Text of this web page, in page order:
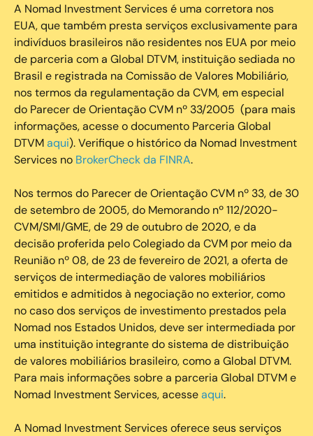
‍A Nomad Investment Services é uma corretora nos
EUA, que também presta serviços exclusivamente para
indivíduos brasileiros não residentes nos EUA por meio
de parceria com a Global DTVM, instituição sediada no
Brasil e registrada na Comissão de Valores Mobiliário,
nos termos da regulamentação da CVM, em especial
do Parecer de Orientação CVM nº 33/2005 (para mais
informações, acesse o documento Parceria Global
DTVMaqui). Verifique o histórico da Nomad Investment
Services no BrokerCheck da FINRA.
Nos termos do Parecer de Orientação CVM nº 33, de 30
de setembro de 2005, do Memorando nº 112/2020-
CVM/SMI/GME, de 29 de outubro de 2020, e da
decisão proferida pelo Colegiado da CVM por meio da
Reunião nº 08, de 23 de fevereiro de 2021, a oferta de
serviços de intermediação de valores mobiliários
emitidos e admitidos à negociação no exterior, como
no caso dos serviços de investimento prestados pela
Nomad nos Estados Unidos, deve ser intermediada por
uma instituição integrante do sistema de distribuição
de valores mobiliários brasileiro, como a Global DTVM.
Para mais informações sobre a parceria Global DTVM e
Nomad Investment Services, acesseaqui.
A Nomad Investment Services oferece seus serviços